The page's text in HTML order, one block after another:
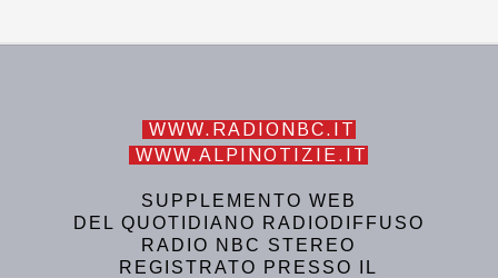
WWW.RADIONBC.IT
WWW.ALPINOTIZIE.IT
SUPPLEMENTO WEB
DEL QUOTIDIANO RADIODIFFUSO
RADIO NBC STEREO
REGISTRATO PRESSO IL